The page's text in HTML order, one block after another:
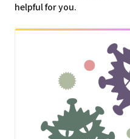
helpful for you.